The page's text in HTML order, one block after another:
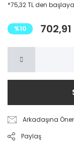
*75,32 TL den
%10 702,91
Arkadaşına Öner
Paylaş